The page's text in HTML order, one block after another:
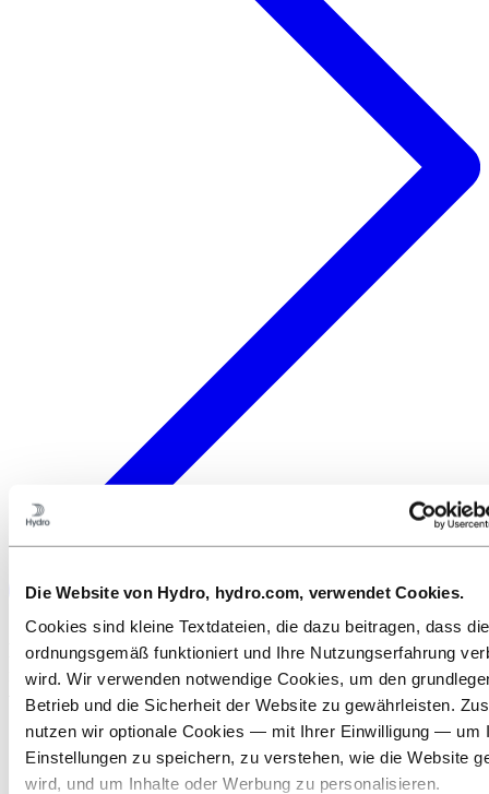
Die Website von Hydro, hydro.com, verwendet Cookies.
Cookies sind kleine Textdateien, die dazu beitragen, dass
ordnungsgemäß funktioniert und Ihre Nutzungserfahrung
wird. Wir verwenden notwendige Cookies, um den
Betrieb und die Sicherheit der Website zu gewährleisten.
nutzen wir optionale Cookies — mit Ihrer Einwilligung — um
Einstellungen zu speichern, zu verstehen, wie die Website
wird, und um Inhalte oder Werbung zu personalisieren.
Mit uns sind Sie bei der Anwendung von
nachhaltigem Aluminium immer einen Schritt
voraus.